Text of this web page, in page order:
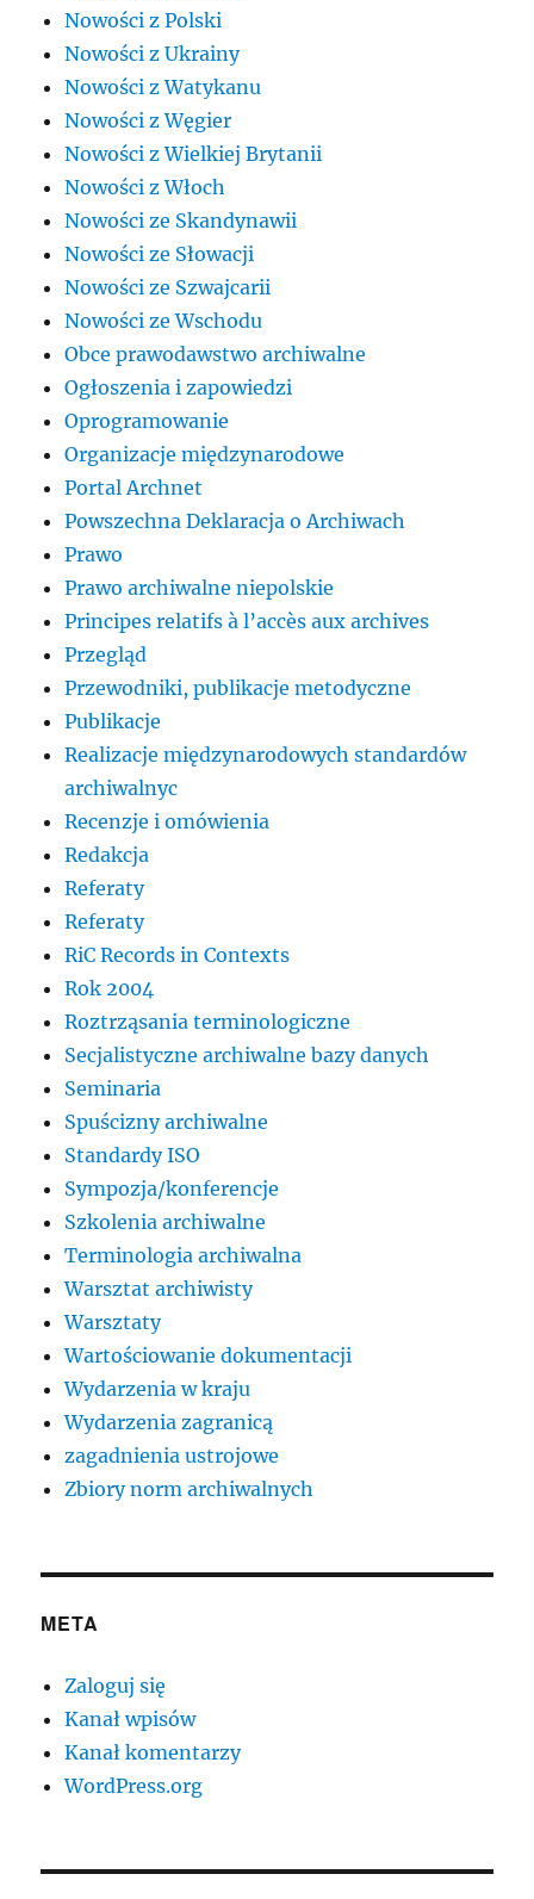
Nowości z Polski
Nowości z Ukrainy
Nowości z Watykanu
Nowości z Węgier
Nowości z Wielkiej Brytanii
Nowości z Włoch
Nowości ze Skandynawii
Nowości ze Słowacji
Nowości ze Szwajcarii
Nowości ze Wschodu
Obce prawodawstwo archiwalne
Ogłoszenia i zapowiedzi
Oprogramowanie
Organizacje międzynarodowe
Portal Archnet
Powszechna Deklaracja o Archiwach
Prawo
Prawo archiwalne niepolskie
Principes relatifs à l’accès aux archives
Przegląd
Przewodniki, publikacje metodyczne
Publikacje
Realizacje międzynarodowych standardów
archiwalnyc
Recenzje i omówienia
Redakcja
Referaty
Referaty
RiC Records in Contexts
Rok 2004
Roztrząsania terminologiczne
Secjalistyczne archiwalne bazy danych
Seminaria
Spuścizny archiwalne
Standardy ISO
Sympozja/konferencje
Szkolenia archiwalne
Terminologia archiwalna
Warsztat archiwisty
Warsztaty
Wartościowanie dokumentacji
Wydarzenia w kraju
Wydarzenia zagranicą
zagadnienia ustrojowe
Zbiory norm archiwalnych
META
Zaloguj się
Kanał wpisów
Kanał komentarzy
WordPress.org